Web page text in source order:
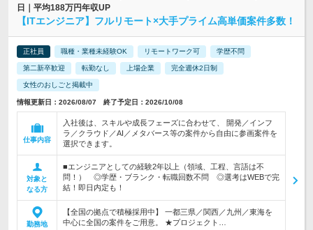
日｜平均188万円年収UP
【ITエンジニア】フルリモート×大手プライム高単価案件多数！
正社員 職種・業種未経験OK リモートワーク可 学歴不問
第二新卒歓迎 転勤なし 上場企業 完全週休2日制
女性のおしごと掲載中
情報更新日：2026/08/07 終了予定日：2026/10/08
仕事内容
入社後は、スキルや成長フェーズに合わせて、 開発／インフ
ラ／クラウド／AI／メタバース等の案件から自由に参画案件を
選択できます。
対象と
なる方
■エンジニアとしての経験2年以上（領域、工程、言語は不
問！） ◎学歴・ブランク・転職回数不問 ◎選考はWEBで完
結！即日内定も！
勤務地
【全国の拠点で積極採用中】 一都三県／関西／九州／東海を
中心に全国の案件をご用意。 ★プロジェクト…